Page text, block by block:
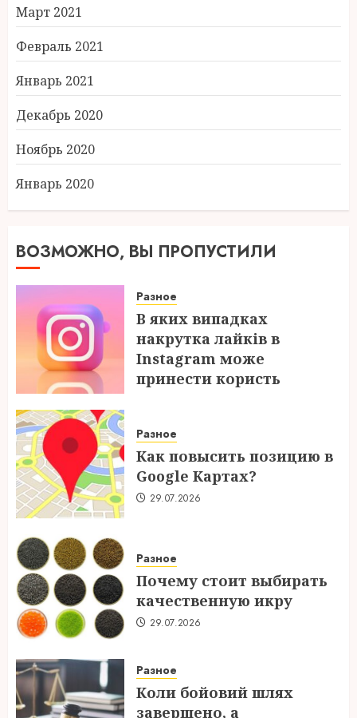
Март 2021
Февраль 2021
Январь 2021
Декабрь 2020
Ноябрь 2020
Январь 2020
ВОЗМОЖНО, ВЫ ПРОПУСТИЛИ
Разное
В яких випадках
накрутка лайків в
Instagram може
принести користь
Разное
Как повысить позицию в
Google Картах?
29.07.2026
Разное
Почему стоит выбирать
качественную икру
29.07.2026
Разное
Коли бойовий шлях
завершено, а